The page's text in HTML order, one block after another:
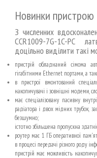
Новинки пристрою
З численних
CCR1009-7G-1C-PC
доцільно виділити такі
пристрій обладнаний сімома
гігабітними Ethernet портами, а
в пристрої вмонтований
накопичувачі і зовнішні модеми,
має спеціалізовану пасивну
радіатора і двох мідних трубок,
безшумно;
істотно збільшена пропускна
роутер має 1 ГБ оперативної
в процесі передачі різного роду
пристрій має можливість